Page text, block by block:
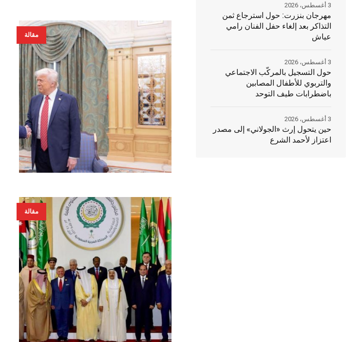
مقالة
مقالة
مهرجان بنزرت: حول استرجاع ثمن
التذاكر بعد إلغاء حفل الفنان رامي
عياش
3 أغسطس، 2026
حول التسجيل بالمركّب الاجتماعي
والتربوي للأطفال المصابين
باضطرابات طيف التوحد
3 أغسطس، 2026
حين يتحول إرث «الجولاني» إلى مصدر
اعتزاز لأحمد الشرع
3 أغسطس، 2026